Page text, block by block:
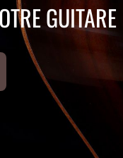
GUITARE